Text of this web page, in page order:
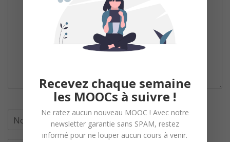
Recevez chaque semaine
les MOOCs à suivre !
Ne ratez aucun nouveau MOOC ! Avec notre
newsletter garantie sans SPAM, restez
informé pour ne louper aucun cours à venir.